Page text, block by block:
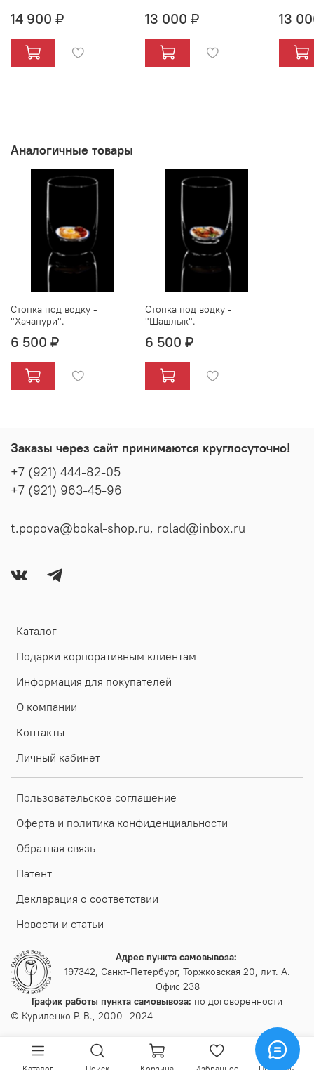
14 900 ₽ 13 000 ₽ 13
Аналогичные товары
Стопка под водку -
"Хачапури".
6 500 ₽
Стопка под водку -
"Шашлык".
6 500 ₽
Каталог
Подарки корпоративным клиентам
Информация для покупателей
О компании
Контакты
Личный кабинет
Пользовательское соглашение
Оферта и политика конфиденциальности
Обратная связь
Патент
Декларация о соответствии
Новости и статьи
Заказы через сайт принимаются круглосуточно!
+7 (921) 444-82-05
+7 (921) 963-45-96
t.popova@bokal-shop.ru, rolad@inbox.ru
Адрес пункта самовывоза:
197342, Санкт-Петербург, Торжковская 20, лит. А.
Офис 238
График работы пункта самовывоза: по договоренности
© Куриленко Р. В., 2000—2024